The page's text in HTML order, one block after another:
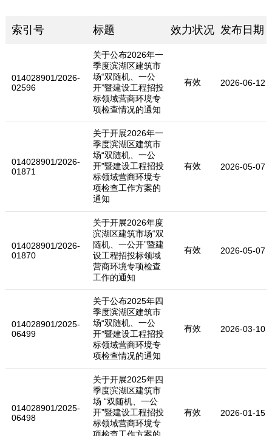
索引号 标题 效力状况 发布日期
014028901/2026-
02596
关于公布2026年一
季度滨湖区建筑市
场“双随机、一公
开”暨建设工程招投
标领域营商环境专
项检查情况的通知
有效 2026-06-12
014028901/2026-
01871
关于开展2026年一
季度滨湖区建筑市
场“双随机、一公
开”暨建设工程招投
标领域营商环境专
项检查工作方案的
通知
有效 2026-05-07
014028901/2026-
01870
关于开展2026年度
滨湖区建筑市场“双
随机、一公开”暨建
设工程招投标领域
营商环境专项检查
工作的通知
有效 2026-05-07
014028901/2025-
06499
关于公布2025年四
季度滨湖区建筑市
场“双随机、一公
开”暨建设工程招投
标领域营商环境专
项检查情况的通知
有效 2026-03-10
014028901/2025-
06498
关于开展2025年四
季度滨湖区建筑市
场 “双随机、一公
开”暨建设工程招投
标领域营商环境专
有效 2026-01-15